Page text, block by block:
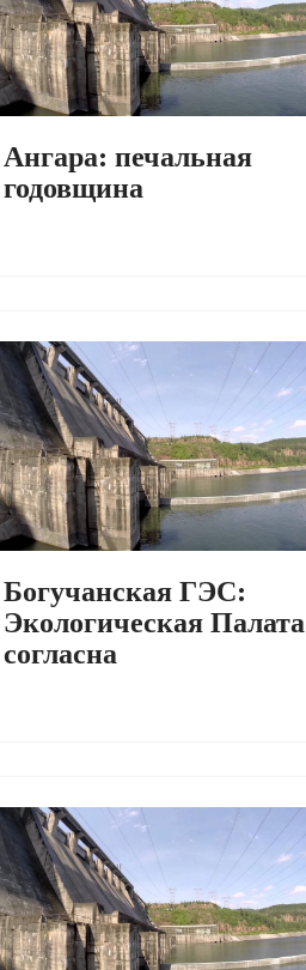
Ангара: печальная
годовщина
Богучанская ГЭС:
Экологическая Палата
согласна